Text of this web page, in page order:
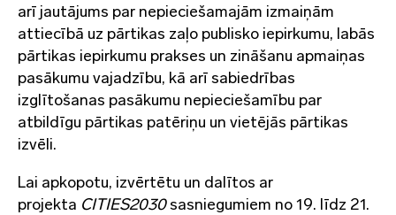
arī jautājums par nepieciešamajām izmaiņām
attiecībā uz pārtikas zaļo publisko iepirkumu, labās
pārtikas iepirkumu prakses un zināšanu apmaiņas
pasākumu vajadzību, kā arī sabiedrības
izglītošanas pasākumu nepieciešamību par
atbildīgu pārtikas patēriņu un vietējās pārtikas
izvēli.
Lai apkopotu, izvērtētu un dalītos ar
projekta CITIES2030sasniegumiem no 19. līdz 21.